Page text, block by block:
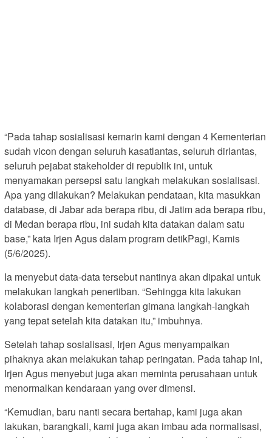
“Pada tahap sosialisasi kemarin kami dengan 4 Kementerian
sudah vicon dengan seluruh kasatlantas, seluruh dirlantas,
seluruh pejabat stakeholder di republik ini, untuk
menyamakan persepsi satu langkah melakukan sosialisasi.
Apa yang dilakukan? Melakukan pendataan, kita masukkan
database, di Jabar ada berapa ribu, di Jatim ada berapa ribu,
di Medan berapa ribu, ini sudah kita datakan dalam satu
base,” kata Irjen Agus dalam program detikPagi, Kamis
(5/6/2025).
Ia menyebut data-data tersebut nantinya akan dipakai untuk
melakukan langkah penertiban. “Sehingga kita lakukan
kolaborasi dengan kementerian gimana langkah-langkah
yang tepat setelah kita datakan itu,” imbuhnya.
Setelah tahap sosialisasi, Irjen Agus menyampaikan
pihaknya akan melakukan tahap peringatan. Pada tahap ini,
Irjen Agus menyebut juga akan meminta perusahaan untuk
menormalkan kendaraan yang over dimensi.
“Kemudian, baru nanti secara bertahap, kami juga akan
lakukan, barangkali, kami juga akan imbau ada normalisasi,